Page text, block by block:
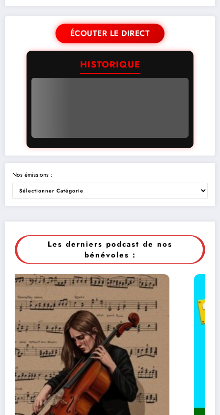
ÉCOUTER LE DIRECT
HISTORIQUE
Nos émissions :
Les derniers podcast de nos
bénévoles :